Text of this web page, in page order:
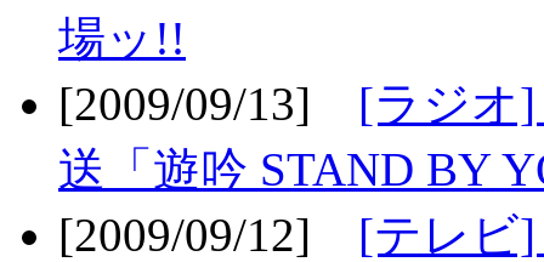
場ッ!!
[2009/09/13] [ラジオ]
送「遊吟 STAND BY
[2009/09/12] [テレビ]